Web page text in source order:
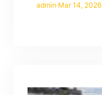
admin·Mar 14, 2026